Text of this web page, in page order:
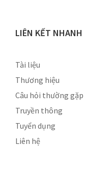
LIÊN KẾT NHANH
Tài liệu
Thương hiệu
Câu hỏi thường gặp
Truyền thông
Tuyển dụng
Liên hệ